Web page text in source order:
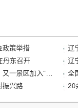
政策举措
辽
丹东召开
辽
“38+1”！沈阳文旅听劝、宠客，又一景区加入“东北超”优惠名单！
振兴路
20